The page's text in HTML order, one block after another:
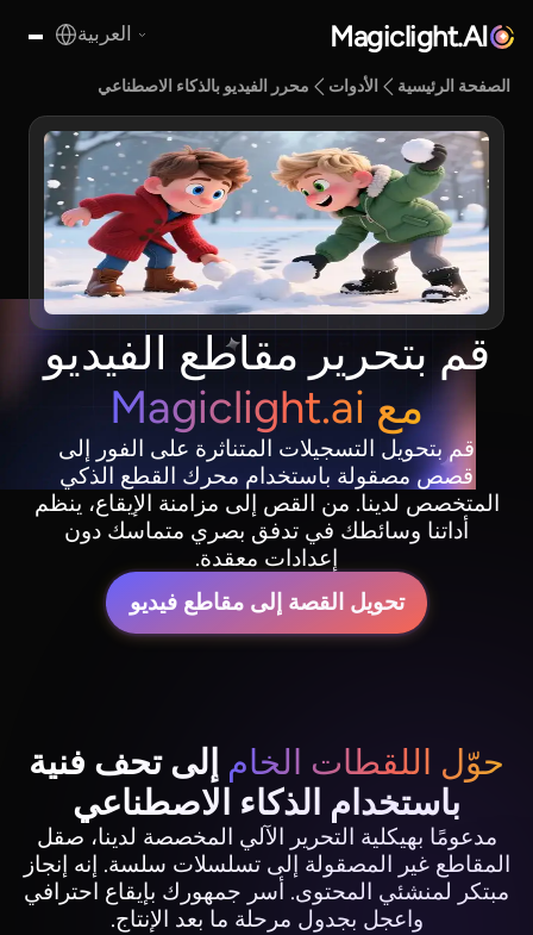
Magiclight.AI العربية
الصفحة الرئيسية الأدوات محرر الفيديو بالذكاء الاصطناعي
قم بتحرير مقاطع الفيديو
مع Magiclight.ai
قم بتحويل التسجيلات المتناثرة على الفور إلى
قصص مصقولة باستخدام محرك القطع الذكي
المتخصص لدينا. من القص إلى مزامنة الإيقاع، ينظم
أداتنا وسائطك في تدفق بصري متماسك دون
إعدادات معقدة.
تحويل القصة إلى مقاطع فيديو
حوّل اللقطات الخام إلى تحف فنية
باستخدام الذكاء الاصطناعي
مدعومًا بهيكلية التحرير الآلي المخصصة لدينا، صقل
المقاطع غير المصقولة إلى تسلسلات سلسة. إنه إنجاز
مبتكر لمنشئي المحتوى. أسر جمهورك بإيقاع احترافي
واعجل بجدول مرحلة ما بعد الإنتاج.